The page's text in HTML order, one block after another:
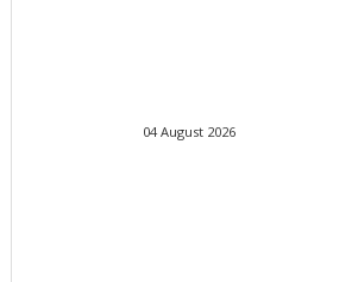
04 August 2026